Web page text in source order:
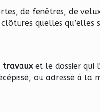
de fenêtres, de
quelles qu’elles
travauxet le dossier qui
ou adressé à la